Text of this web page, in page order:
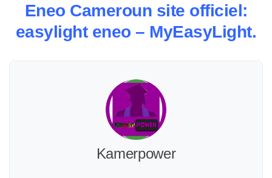
Eneo Cameroun site officiel:
easylight eneo – MyEasyLight.
Kamerpower